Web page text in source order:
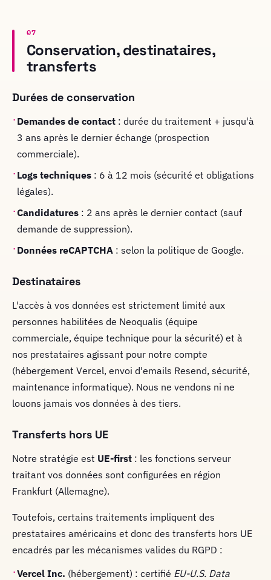
07
Conservation, destinataires,
transferts
Durées de conservation
· Demandes de contact: durée du traitement + jusqu'à
3 ans après le dernier échange (prospection
commerciale).
· Logs techniques: 6 à 12 mois (sécurité et obligations
légales).
·Candidatures: 2 ans après le dernier contact (sauf
demande de suppression).
· Données reCAPTCHA: selon la politique de Google.
Destinataires
L'accès à vos données est strictement limité aux
personnes habilitées de Neoqualis (équipe
commerciale, équipe technique pour la sécurité) et à
nos prestataires agissant pour notre compte
(hébergement Vercel, envoi d'emails Resend, sécurité,
maintenance informatique). Nous ne vendons ni ne
louons jamais vos données à des tiers.
Transferts hors UE
Notre stratégie est UE-first : les fonctions serveur
traitant vos données sont configurées en région
Frankfurt (Allemagne).
Toutefois, certains traitements impliquent des
prestataires américains et donc des transferts hors UE
encadrés par les mécanismes valides du RGPD :
·Vercel Inc. (hébergement) : certifié EU-U.S. Data